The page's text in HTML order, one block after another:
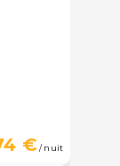
€/ nuit